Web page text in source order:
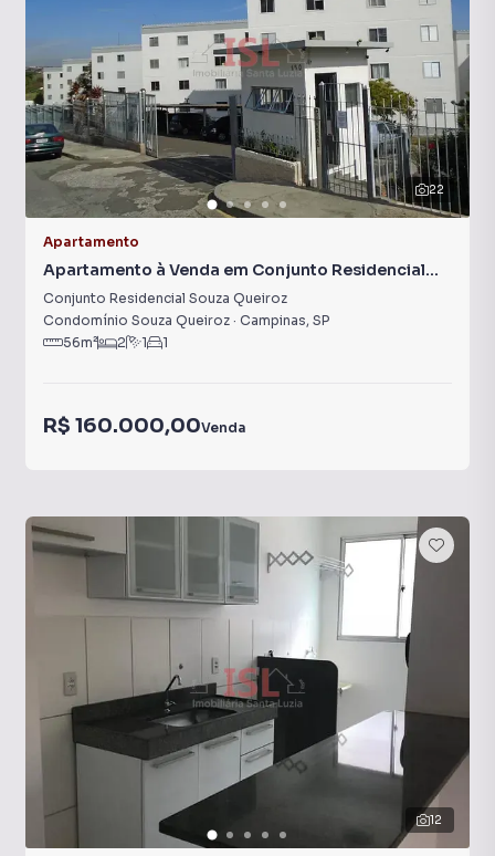
22
Apartamento
Apartamento à Venda em Conjunto Residencial
Souza Queiroz
Conjunto Residencial Souza Queiroz
Condomínio Souza Queiroz · Campinas, SP
56m² 2 1 1
R$ 160.000,00Venda
12